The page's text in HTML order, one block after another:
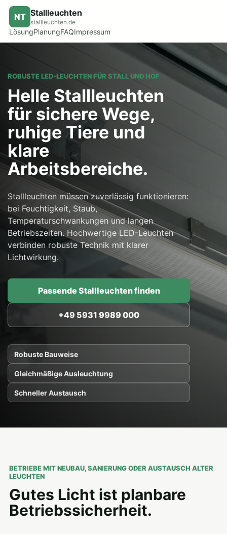
NT Stallleuchten
stallleuchten.de
LösungPlanungFAQImpressum
ROBUSTE LED-LEUCHTEN FÜR STALL UND HOF
Helle Stallleuchten
für sichere Wege,
ruhige Tiere und
klare
Arbeitsbereiche.
Stallleuchten müssen zuverlässig funktionieren:
bei Feuchtigkeit, Staub,
Temperaturschwankungen und langen
Betriebszeiten. Hochwertige LED-Leuchten
verbinden robuste Technik mit klarer
Lichtwirkung.
Passende Stallleuchten finden
+49 5931 9989 000
Robuste Bauweise
Gleichmäßige Ausleuchtung
Schneller Austausch
BETRIEBE MIT NEUBAU, SANIERUNG ODER AUSTAUSCH ALTER
LEUCHTEN
Gutes Licht ist planbare
Betriebssicherheit.